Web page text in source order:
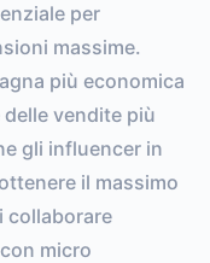
per
massime.
più economica
vendite più
gli influencer in
il massimo
collaborare
micro